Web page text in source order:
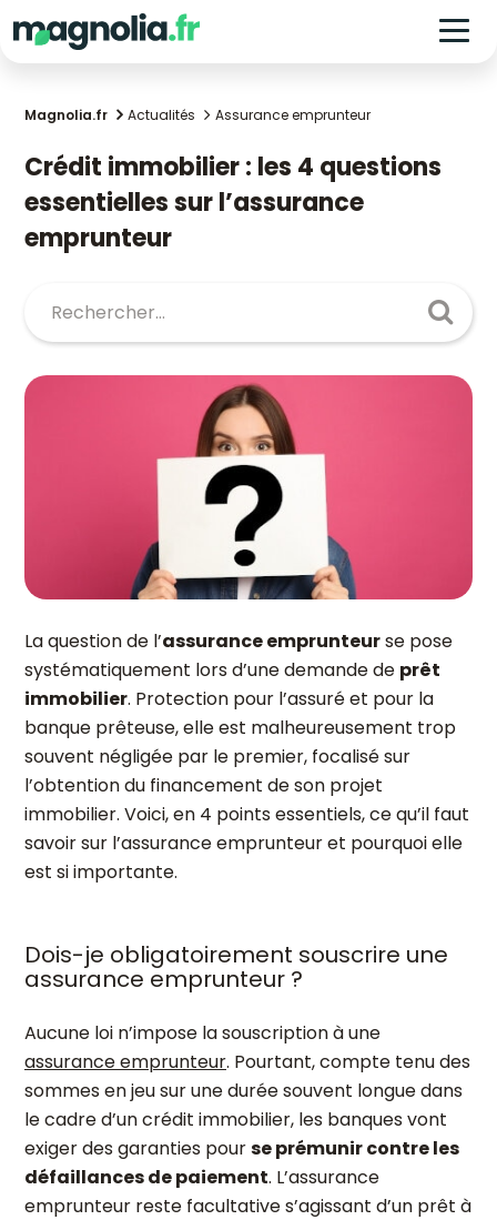
Magnolia.fr Actualités Assurance emprunteur
Crédit immobilier : les 4 questions
essentielles sur l’assurance
emprunteur
La question de l’assurance emprunteurse pose
systématiquement lors d’une demande de prêt
immobilier. Protection pour l’assuré et pour la
banque prêteuse, elle est malheureusement trop
souvent négligée par le premier, focalisé sur
l’obtention du financement de son projet
immobilier. Voici, en 4 points essentiels, ce qu’il faut
savoir sur l’assurance emprunteur et pourquoi elle
est si importante.
Dois-je obligatoirement souscrire une
assurance emprunteur ?
Aucune loi n’impose la souscription à une
assurance emprunteur. Pourtant, compte tenu des
sommes en jeu sur une durée souvent longue dans
le cadre d’un crédit immobilier, les banques vont
exiger des garanties pourse prémunir contre les
défaillances de paiement. L’assurance
emprunteur reste facultative s’agissant d’un prêt à